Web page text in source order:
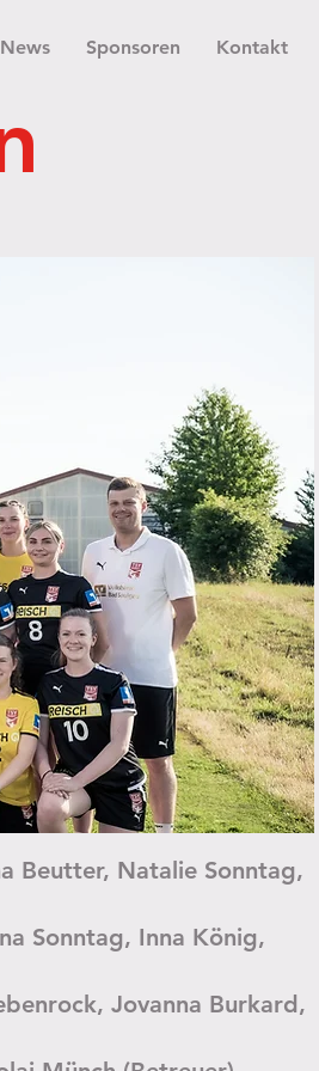
News Sponsoren Kontakt
Beutter, Natalie Sonntag,
Sonntag, Inna König,
Jovanna Burkard,